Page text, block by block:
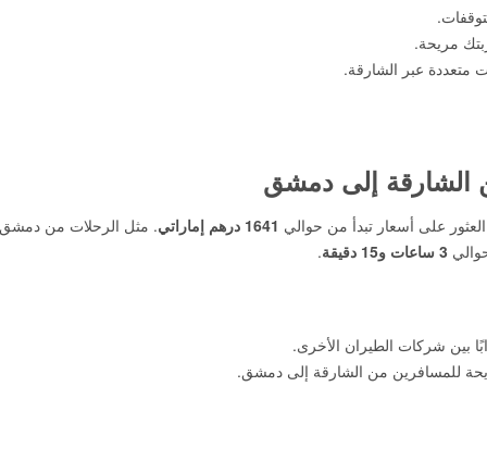
مريحة.
عبر الشارقة.
الشارقة إلى دمشق
على أسعار تبدأ من حوالي 1641 درهم إماراتي
. مثل الرحلات من
3 ساعات و15 دقيقة .
بين شركات الطيران الأخرى.
للمسافرين من الشارقة إلى دمشق.